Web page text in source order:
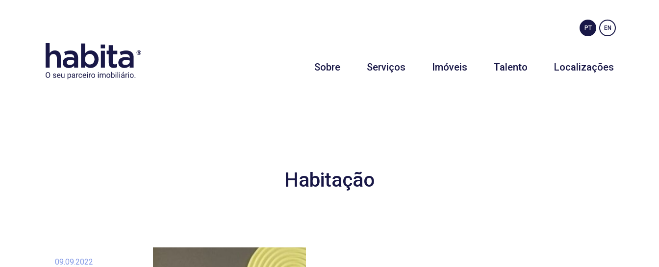
PT EN
Sobre Serviços Imóveis Talento Localizações
Habitação
09.09.2022